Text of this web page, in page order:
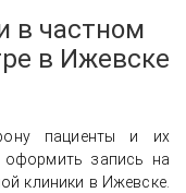
в частном
в Ижевске
пациенты и их
оформить запись на
клиники в Ижевске.